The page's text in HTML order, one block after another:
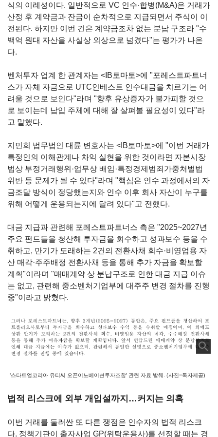
식의 이례성이다. 일반적으로 VC 인수·합병(M&A)은 거래가
산정 후 계약금과 잔금이 순차적으로 지급되면서 주식이 이
전된다. 하지만 이번 건은 계약금조차 없는 분납 구조라 "수
백억 원대 자산을 사실상 외상으로 넘겼다"는 평가가 나온
다.
벤처투자 업계 한 관계자는 <IB토마토>에 "포레스트파트너
스가 자체 자금으로 UTC인베스트 인수대금을 치르기는 어
려울 것으로 보인다"라며 "향후 유상증자가 불가피할 것으
로 보이는데 납입 주체에 대해 잘 살펴볼 필요성이 있다"라
고 말했다.
지민희 법무법인 대륜 변호사는 <IB토마토>에 "이번 거래가
특정인의 이해관계나 차익 실현을 위한 것이라면 자본시장
법상 부정거래행위·업무상 배임·특정경제범죄가중처벌법
위반 등 문제가 될 수 있다"라며 "핵심은 인수 과정에서의 자
금조달 방식이 정당했는지와 인수 이후 회사 자산이 누구를
위해 어떻게 운용되는지에 달려 있다"고 전했다.
대금 지급과 관련해 포레스트파트너스 측은 "2025~2027년
주요 펀드들을 청산해 투자금을 회수하고 성과보수 등을 수
취하고, 만기가 도래하는 2건의 전환사채 회수·비영업용 자
산 매각·주주배정 전환사채 등을 통해 추가 자금을 확보할
계획"이라며 "매매계약 상 분납구조로 인한 대금 지급 이슈
는 없고, 관련해 중소벤처기업부에 대주주 변경 절차를 진행
중"이라고 밝혔다.
'스타트업코리아 유티씨 오픈이노베이션투자조합' 관련 자료 발췌. (사진=독자제공)
법적 리스크에 외부 개입설까지…커지는 의혹
이번 거래를 둘러싼 또 다른 쟁점은 인수자의 법적 리스크
다. 정책기관이 출자사업 GP(위탁운용사)를 선정할 때는 경